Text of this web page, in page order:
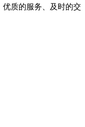
质的服务、及时的交